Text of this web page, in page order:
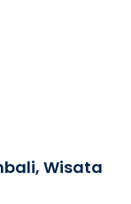
Wisata